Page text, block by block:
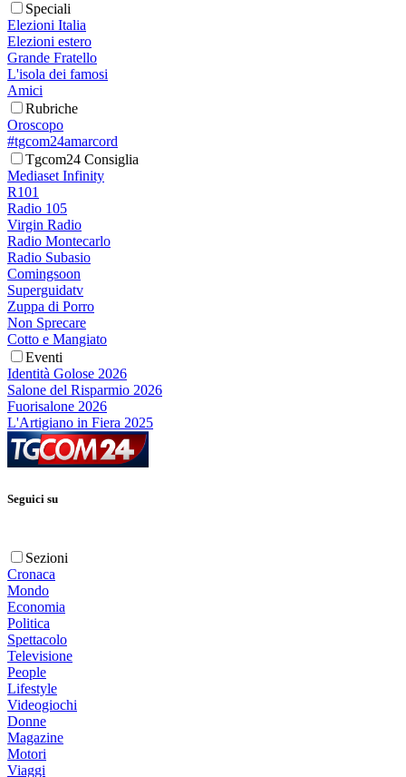
Speciali
Elezioni Italia
Elezioni estero
Grande Fratello
L'isola dei famosi
Amici
Rubriche
Oroscopo
#tgcom24amarcord
Tgcom24 Consiglia
Mediaset Infinity
R101
Radio 105
Virgin Radio
Radio Montecarlo
Radio Subasio
Comingsoon
Superguidatv
Zuppa di Porro
Non Sprecare
Cotto e Mangiato
Eventi
Identità Golose 2026
Salone del Risparmio 2026
Fuorisalone 2026
L'Artigiano in Fiera 2025
Seguici su
Sezioni
Cronaca
Mondo
Economia
Politica
Spettacolo
Televisione
People
Lifestyle
Videogiochi
Donne
Magazine
Motori
Viaggi